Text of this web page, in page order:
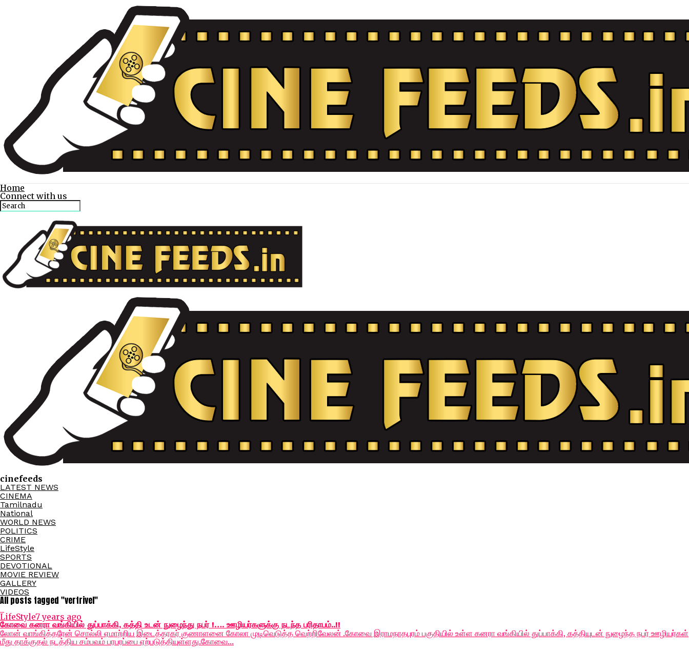
Home
Connect with us
cinefeeds
LATEST NEWS
CINEMA
Tamilnadu
National
WORLD NEWS
POLITICS
CRIME
LifeStyle
SPORTS
DEVOTIONAL
MOVIE REVIEW
GALLERY
VIDEOS
All posts tagged "vertrivel"
LifeStyle7 years ago
கோவை கனரா வங்கியில் துப்பாக்கி, கத்தி உடன் நுழைந்து நபர் !…. ஊழியர்களுக்கு நடந்த பரிதாபம்..!!
லோன் வாங்கித்தரேன் சொல்லி ஏமாற்றிய இடைத்தரகர் குணாளனை கோலா முடிவெடுத்த வெற்றிவேலன் .கோவை இராமநாதபுரம் பகுதியில் உள்ள கனரா வங்கியில் துப்பாக்கி, கத்தியுடன் நுழைந்த நபர் ஊழியர்கள்
மீது தாக்குதல் நடத்திய சம்பவம் பரபரப்பை ஏற்படுத்தியுள்ளது.கோவை...